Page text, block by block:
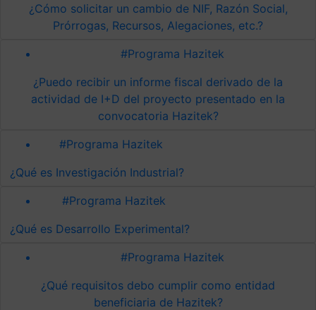
¿Cómo solicitar un cambio de NIF, Razón Social,
Prórrogas, Recursos, Alegaciones, etc.?
#Programa Hazitek
¿Puedo recibir un informe fiscal derivado de la
actividad de I+D del proyecto presentado en la
convocatoria Hazitek?
#Programa Hazitek
¿Qué es Investigación Industrial?
#Programa Hazitek
¿Qué es Desarrollo Experimental?
#Programa Hazitek
¿Qué requisitos debo cumplir como entidad
beneficiaria de Hazitek?